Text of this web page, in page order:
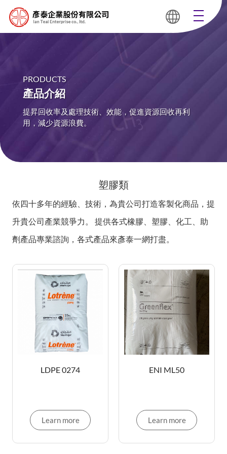
PRODUCTS
產品介紹
提昇回收率及處理技術、效能，促進資源回收再利
用，減少資源浪費。
塑膠類
依四十多年的經驗、技術，為貴公司打造客製化商品，提
升貴公司產業競爭力。
提供各式橡膠、塑膠、化工、助
劑產品專業諮詢，各式產品來彥泰一網打盡。
LDPE 0274
Learn more
ENI ML50
Learn more